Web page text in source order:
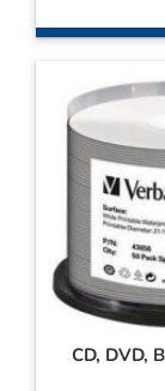
Contact
Winkelwagen
CD, DVD,